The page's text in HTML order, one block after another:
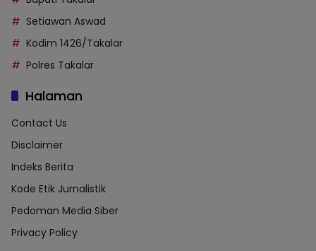
Setiawan Aswad
Kodim 1426/Takalar
Polres Takalar
Halaman
Contact Us
Disclaimer
Indeks Berita
Kode Etik Jurnalistik
Pedoman Media Siber
Privacy Policy